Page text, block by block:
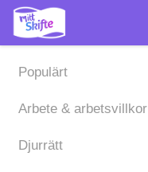
Hoppa
huvudinnehåll
Populärt
Arbete & arbetsvillkor
Djurrätt